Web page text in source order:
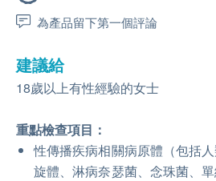
為產品留下第一個評論
建議給
18歲以上有性經驗的女士
重點檢查項目：
性傳播疾病相關病原體（包括
旋體、淋病奈瑟菌、念珠菌、